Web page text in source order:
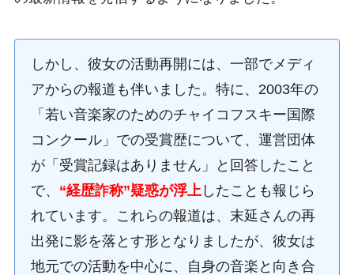
しかし、彼女の活動再開には、一部でメディ
アからの報道も伴いました。特に、2003年の
「若い音楽家のためのチャイコフスキー国際
コンクール」での受賞歴について、運営団体
が「受賞記録はありません」と回答したこと
で、 “経歴詐称”疑惑が浮上 したことも報じら
れています。これらの報道は、末延さんの再
出発に影を落とす形となりましたが、彼女は
地元での活動を中心に、自身の音楽と向き合